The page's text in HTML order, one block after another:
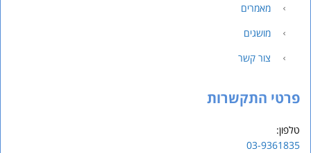
מאמרים
מושגים
צור קשר
פרטי התקשרות
טלפון:
03-9361835